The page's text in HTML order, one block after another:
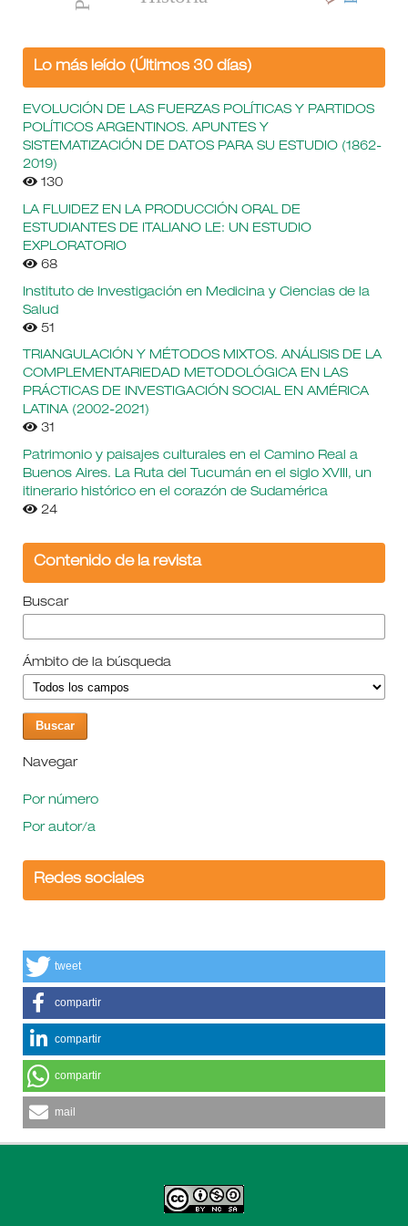
Lo más leído (Últimos 30 días)
EVOLUCIÓN DE LAS FUERZAS POLÍTICAS Y PARTIDOS
POLÍTICOS ARGENTINOS. APUNTES Y
SISTEMATIZACIÓN DE DATOS PARA SU ESTUDIO (1862-
2019)
130
LA FLUIDEZ EN LA PRODUCCIÓN ORAL DE
ESTUDIANTES DE ITALIANO LE: UN ESTUDIO
EXPLORATORIO
68
Instituto de Investigación en Medicina y Ciencias de la
Salud
51
TRIANGULACIÓN Y MÉTODOS MIXTOS. ANÁLISIS DE LA
COMPLEMENTARIEDAD METODOLÓGICA EN LAS
PRÁCTICAS DE INVESTIGACIÓN SOCIAL EN AMÉRICA
LATINA (2002-2021)
31
Patrimonio y paisajes culturales en el Camino Real a
Buenos Aires. La Ruta del Tucumán en el siglo XVIII, un
itinerario histórico en el corazón de Sudamérica
24
Contenido de la revista
Buscar
Ámbito de la búsqueda
Navegar
Por número
Por autor/a
Redes sociales
tweet
compartir
compartir
compartir
mail